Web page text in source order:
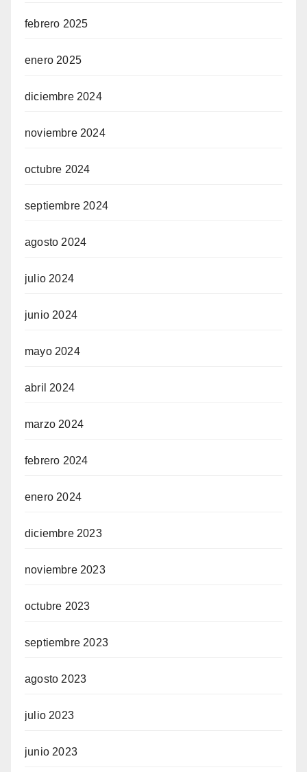
febrero 2025
enero 2025
diciembre 2024
noviembre 2024
octubre 2024
septiembre 2024
agosto 2024
julio 2024
junio 2024
mayo 2024
abril 2024
marzo 2024
febrero 2024
enero 2024
diciembre 2023
noviembre 2023
octubre 2023
septiembre 2023
agosto 2023
julio 2023
junio 2023